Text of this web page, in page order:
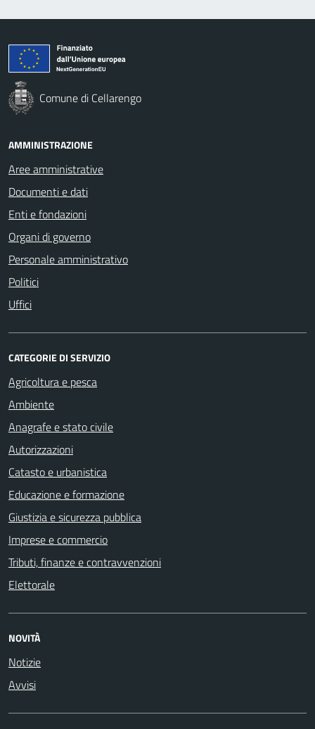
Comune di Cellarengo
AMMINISTRAZIONE
Aree amministrative
Documenti e dati
Enti e fondazioni
Organi di governo
Personale amministrativo
Politici
Uffici
CATEGORIE DI SERVIZIO
Agricoltura e pesca
Ambiente
Anagrafe e stato civile
Autorizzazioni
Catasto e urbanistica
Educazione e formazione
Giustizia e sicurezza pubblica
Imprese e commercio
Tributi, finanze e contravvenzioni
Elettorale
NOVITÀ
Notizie
Avvisi